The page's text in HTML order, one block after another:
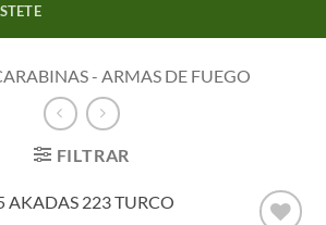
- ARMAS DE FUEGO
FILTRAR